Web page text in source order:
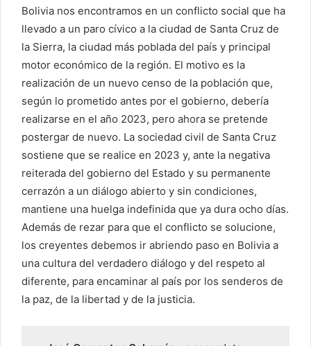
Bolivia nos encontramos en un conflicto social que ha
llevado a un paro cívico a la ciudad de Santa Cruz de
la Sierra, la ciudad más poblada del país y principal
motor económico de la región. El motivo es la
realización de un nuevo censo de la población que,
según lo prometido antes por el gobierno, debería
realizarse en el año 2023, pero ahora se pretende
postergar de nuevo. La sociedad civil de Santa Cruz
sostiene que se realice en 2023 y, ante la negativa
reiterada del gobierno del Estado y su permanente
cerrazón a un diálogo abierto y sin condiciones,
mantiene una huelga indefinida que ya dura ocho días.
Además de rezar para que el conflicto se solucione,
los creyentes debemos ir abriendo paso en Bolivia a
una cultura del verdadero diálogo y del respeto al
diferente, para encaminar al país por los senderos de
la paz, de la libertad y de la justicia.